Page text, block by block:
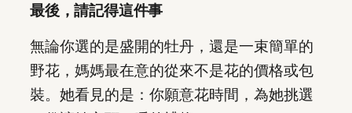
最後，請記得這件事
無論你選的是盛開的牡丹，還是一束簡單的
野花，媽媽最在意的從來不是花的價格或包
裝。她看見的是：你願意花時間，為她挑選